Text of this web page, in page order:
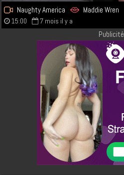
Naughty America Maddie Wren
15:00 7 mois il y a
Publicité